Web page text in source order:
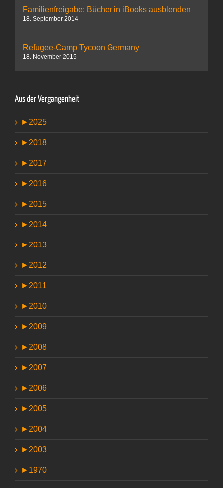
Familienfreigabe: Bücher in iBooks ausblenden
18. September 2014
Refugee-Camp Tycoon Germany
18. November 2015
Aus der Vergangenheit
► 2025
► 2018
► 2017
► 2016
► 2015
► 2014
► 2013
► 2012
► 2011
► 2010
► 2009
► 2008
► 2007
► 2006
► 2005
► 2004
► 2003
► 1970